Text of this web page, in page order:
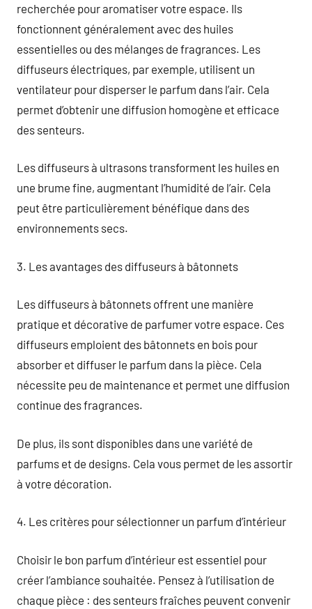
recherchée pour aromatiser votre espace. Ils
fonctionnent généralement avec des huiles
essentielles ou des mélanges de fragrances. Les
diffuseurs électriques, par exemple, utilisent un
ventilateur pour disperser le parfum dans l’air. Cela
permet d’obtenir une diffusion homogène et efficace
des senteurs.
Les diffuseurs à ultrasons transforment les huiles en
une brume fine, augmentant l’humidité de l’air. Cela
peut être particulièrement bénéfique dans des
environnements secs.
3. Les avantages des diffuseurs à bâtonnets
Les diffuseurs à bâtonnets offrent une manière
pratique et décorative de parfumer votre espace. Ces
diffuseurs emploient des bâtonnets en bois pour
absorber et diffuser le parfum dans la pièce. Cela
nécessite peu de maintenance et permet une diffusion
continue des fragrances.
De plus, ils sont disponibles dans une variété de
parfums et de designs. Cela vous permet de les assortir
à votre décoration.
4. Les critères pour sélectionner un parfum d’intérieur
Choisir le bon parfum d’intérieur est essentiel pour
créer l’ambiance souhaitée. Pensez à l’utilisation de
chaque pièce : des senteurs fraîches peuvent convenir